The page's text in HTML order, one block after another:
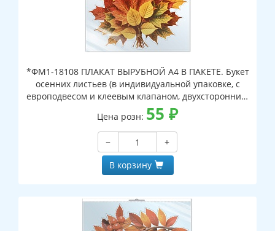
*ФМ1-18108 ПЛАКАТ ВЫРУБНОЙ А4 В ПАКЕТЕ. Букет
осенних листьев (в индивидуальной упаковке, с
европодвесом и клеевым клапаном, двухсторонний,
ВД-лак)
Цена розн: 55 ₽
−
+
В корзину